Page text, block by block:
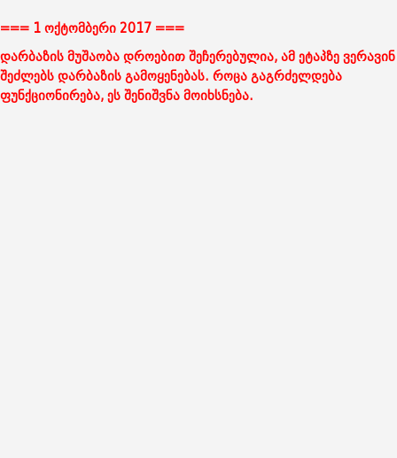
=== 1 ოქტომბერი 2017 ===
დარბაზის მუშაობა დროებით შეჩერებულია, ამ ეტაპზე ვერავინ
შეძლებს დარბაზის გამოყენებას. როცა გაგრძელდება
ფუნქციონირება, ეს შენიშვნა მოიხსნება.